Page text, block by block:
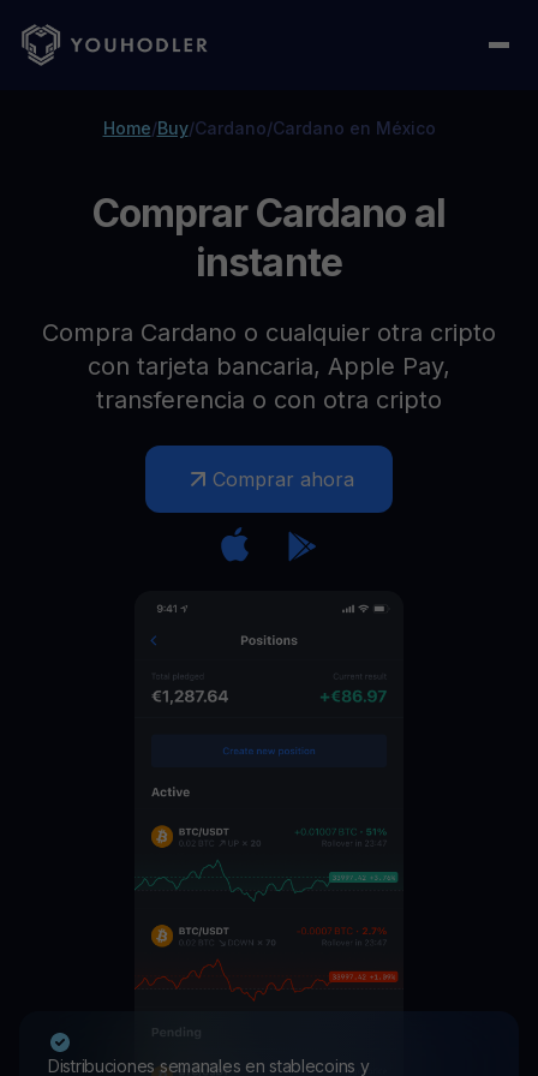
Home/Buy/Cardano/Cardano en México
Comprar Cardano al
instante
Compra Cardano o cualquier otra cripto
con tarjeta bancaria, Apple Pay,
transferencia o con otra cripto
Comprar ahora
Distribuciones semanales en stablecoins y